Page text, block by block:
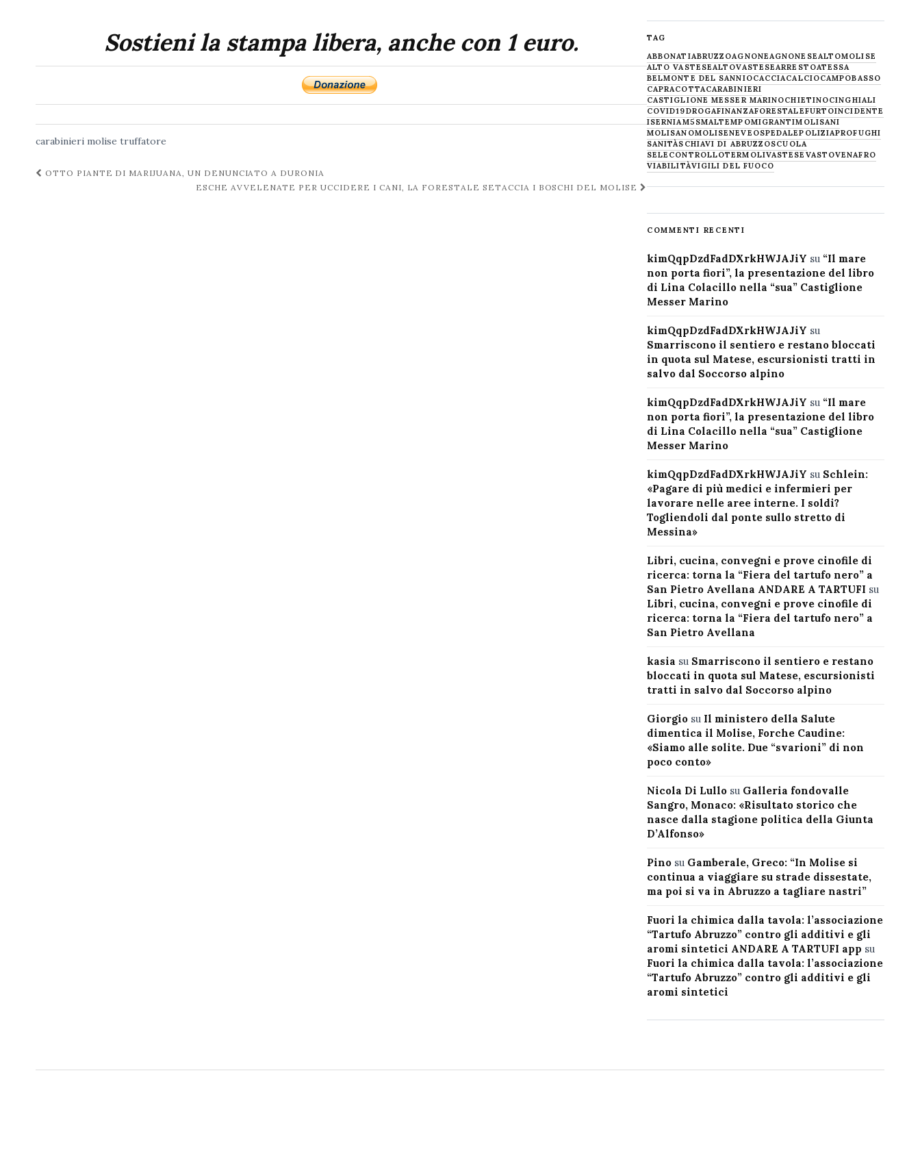
Sostieni la stampa libera, anche con 1 euro.
carabinieri molise truffatore
Navigazione
OTTO PIANTE DI MARIJUANA, UN DENUNCIATO A DURONIA
ESCHE AVVELENATE PER UCCIDERE I CANI, LA FORESTALE SETACCIA I BOSCHI DEL MOLISE
TAG
ABBONATIABRUZZOAGNONEAGNONESEALTOMOLISE
ALTO VASTESEALTOVASTESEARRESTOATESSA
BELMONTE DEL SANNIOCACCIACALCIOCAMPOBASSO
CAPRACOTTACARABINIERI
CASTIGLIONE MESSER MARINOCHIETINOCINGHIALI
COVID19DROGAFINANZAFORESTALEFURTOINCIDENTE
ISERNIAM5SMALTEMPOMIGRANTIMOLISANI
MOLISANOMOLISENEVE OSPEDALEPOLIZIAPROFUGHI
SANITÀSCHIAVI DI ABRUZZOSCUOLA
SELECONTROLLOTERMOLIVASTESE VASTOVENAFRO
VIABILITÀVIGILI DEL FUOCO
COMMENTI RECENTI
kimQqpDzdFadDXrkHWJAJiY su “Il mare
non porta fiori”, la presentazione del libro
di Lina Colacillo nella “sua” Castiglione
Messer Marino
kimQqpDzdFadDXrkHWJAJiY su
Smarriscono il sentiero e restano bloccati
in quota sul Matese, escursionisti tratti in
salvo dal Soccorso alpino
kimQqpDzdFadDXrkHWJAJiY su “Il mare
non porta fiori”, la presentazione del libro
di Lina Colacillo nella “sua” Castiglione
Messer Marino
kimQqpDzdFadDXrkHWJAJiY su Schlein:
«Pagare di più medici e infermieri per
lavorare nelle aree interne. I soldi?
Togliendoli dal ponte sullo stretto di
Messina»
Libri, cucina, convegni e prove cinofile di
ricerca: torna la “Fiera del tartufo nero” a
San Pietro Avellana ANDARE A TARTUFI su
Libri, cucina, convegni e prove cinofile di
ricerca: torna la “Fiera del tartufo nero” a
San Pietro Avellana
kasia su Smarriscono il sentiero e restano
bloccati in quota sul Matese, escursionisti
tratti in salvo dal Soccorso alpino
Giorgiosu Il ministero della Salute
dimentica il Molise, Forche Caudine:
«Siamo alle solite. Due “svarioni” di non
poco conto»
Nicola Di Lullosu Galleria fondovalle
Sangro, Monaco: «Risultato storico che
nasce dalla stagione politica della Giunta
D’Alfonso»
Pinosu Gamberale, Greco: “In Molise si
continua a viaggiare su strade dissestate,
ma poi si va in Abruzzo a tagliare nastri”
Fuori la chimica dalla tavola: l’associazione
“Tartufo Abruzzo” contro gli additivi e gli
aromi sintetici ANDARE A TARTUFI app su
Fuori la chimica dalla tavola: l’associazione
“Tartufo Abruzzo” contro gli additivi e gli
aromi sintetici